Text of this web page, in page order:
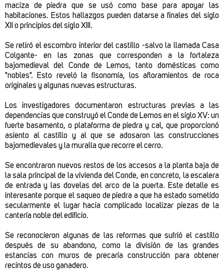
maciza de piedra que se usó como base para apoyar las
habitaciones. Estos hallazgos pueden datarse a finales del siglo
XII o principios del siglo XIII.
Se retiró el escombro interior del castillo -salvo la llamada Casa
Colgante- en las zonas que corresponden a la fortaleza
bajomedieval del Conde de Lemos, tanto domésticas como
"nobles". Esto reveló la fisonomía, los afloramientos de roca
originales y algunas nuevas estructuras.
Los investigadores documentaron estructuras previas a las
dependencias que construyó el Conde de Lemos en el siglo XV: un
fuerte basamento, o plataforma de piedra y cal, que proporcionó
asiento al castillo y al que se adosaron las construcciones
bajomedievales y la muralla que recorre el cerro.
Se encontraron nuevos restos de los accesos a la planta baja de
la sala principal de la vivienda del Conde, en concreto, la escalera
de entrada y las dovelas del arco de la puerta. Este detalle es
interesante porque el saqueo de piedra a que ha estado sometido
secularmente el lugar hacia complicado localizar piezas de la
cantería noble del edificio.
Se reconocieron algunas de las reformas que sufrió el castillo
después de su abandono, como la división de las grandes
estancias con muros de precaria construcción para obtener
recintos de uso ganadero.